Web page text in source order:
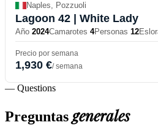
Naples, Pozzuoli
Lagoon 42 | White Lady
Año 2024Camarotes 4Personas 12
Precio por semana
1,930 €/ semana
— Questions
Preguntasgenerales